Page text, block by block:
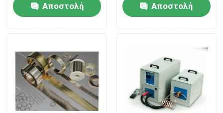
Μας ελάτε σε επαφή με
Ζητήστε ένα απόσπασμα
Λεπίδα πριονιού διαμαντιών
Αποστολή
Αποστολή